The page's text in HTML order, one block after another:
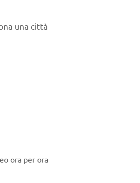
una città
ora per ora